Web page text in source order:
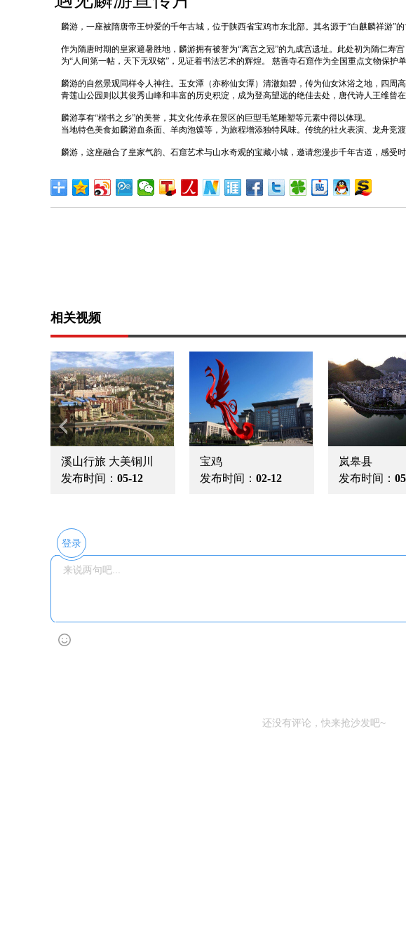
麟游，一座被隋唐帝王钟爱的千年古城，位于陕西省宝鸡市东北部。其名源于“白麒麟祥游”
作为隋唐时期的皇家避暑胜地，麟游拥有被誉为“离宫之冠”的九成宫遗址。此处初为隋仁
为“人间第一帖，天下无双铭”，见证着书法艺术的辉煌。‌ 慈善寺石窟作为全国重点文物保护
麟游的自然景观同样令人神往。玉女潭（亦称仙女潭）清澈如碧，传为仙女沐浴之地，四周
青莲山公园则以其俊秀山峰和丰富的历史积淀，成为登高望远的绝佳去处，唐代诗人王维曾在
麟游享有“楷书之乡”的美誉，其文化传承在景区的巨型毛笔雕塑等元素中得以体现。‌
当地特色美食如麟游血条面、羊肉泡馍等，为旅程增添独特风味。传统的社火表演、龙舟竞
麟游，这座融合了皇家气韵、石窟艺术与山水奇观的宝藏小城，邀请您漫步千年古道，感受时
相关视频
西安城市形象宣传片
发布时间： 05-12
咸阳城市形象宣传片
发布时间： 05-12
陕西省旅遊宣
发布时间：
登录
还没有评论，快来抢沙发吧~